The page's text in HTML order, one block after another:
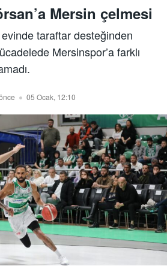
Mersin çelmesi
taraftar desteğinden
Mersinspor’a farklı
05 Ocak, 12:10